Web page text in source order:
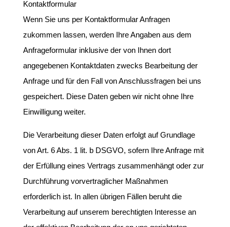
Kontaktformular
Wenn Sie uns per Kontaktformular Anfragen
zukommen lassen, werden Ihre Angaben aus dem
Anfrageformular inklusive der von Ihnen dort
angegebenen Kontaktdaten zwecks Bearbeitung der
Anfrage und für den Fall von Anschlussfragen bei uns
gespeichert. Diese Daten geben wir nicht ohne Ihre
Einwilligung weiter.
Die Verarbeitung dieser Daten erfolgt auf Grundlage
von Art. 6 Abs. 1 lit. b DSGVO, sofern Ihre Anfrage mit
der Erfüllung eines Vertrags zusammenhängt oder zur
Durchführung vorvertraglicher Maßnahmen
erforderlich ist. In allen übrigen Fällen beruht die
Verarbeitung auf unserem berechtigten Interesse an